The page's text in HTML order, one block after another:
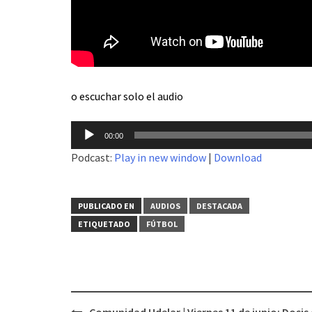
o escuchar solo el audio
Reproductor
audio
00:00
Podcast: Play in new window | Download
PUBLICADO EN AUDIOS
DESTACADA
ETIQUETADO
FÚTBOL